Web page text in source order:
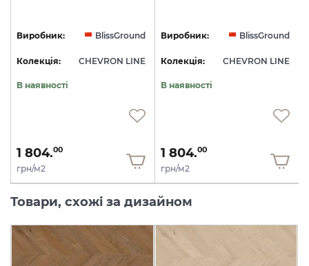
Виробник: BlissGround
Колекція: CHEVRON LINE
В наявності
1 804.00
грн/м2
Виробник: BlissGround
Колекція: CHEVRON LINE
В наявності
1 804.00
грн/м2
Товари, схожі за дизайном